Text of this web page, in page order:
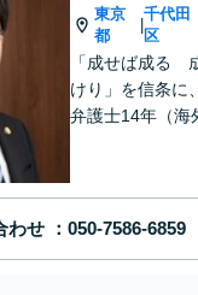
東京
都
|
千代田
区
「成せば成る
けり」を信条に
弁護士14年（海
わせ